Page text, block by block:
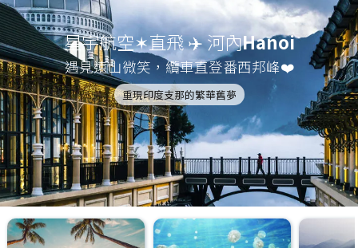
星宇航空✶直飛 ✈️ 河內Hanoi
遇見遠山微笑，纜車直登番西邦峰❤️
重現印度支那的繁華舊夢